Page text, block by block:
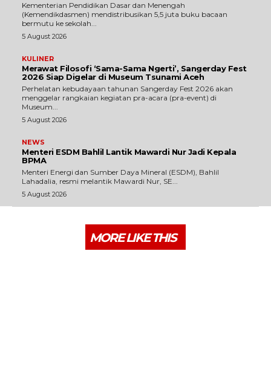
Kementerian Pendidikan Dasar dan Menengah
(Kemendikdasmen) mendistribusikan 5,5 juta buku bacaan
bermutu ke sekolah...
5 August 2026
KULINER
Merawat Filosofi ‘Sama-Sama Ngerti’, Sangerday Fest
2026 Siap Digelar di Museum Tsunami Aceh
Perhelatan kebudayaan tahunan Sangerday Fest 2026 akan
menggelar rangkaian kegiatan pra-acara (pra-event) di
Museum...
5 August 2026
NEWS
Menteri ESDM Bahlil Lantik Mawardi Nur Jadi Kepala
BPMA
Menteri Energi dan Sumber Daya Mineral (ESDM), Bahlil
Lahadalia, resmi melantik Mawardi Nur, SE...
5 August 2026
MORE LIKE THIS